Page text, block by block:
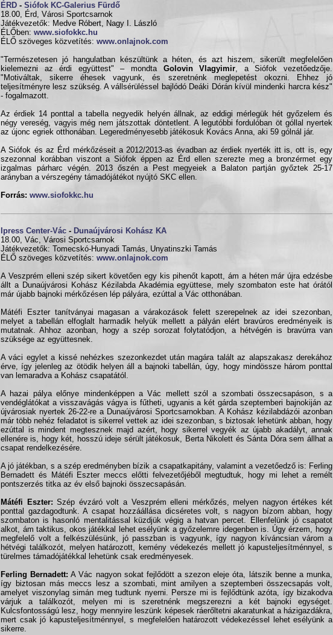
ÉRD - Siófok KC-Galerius Fürdő
18.00, Érd, Városi Sportcsarnok
Játékvezetők: Medve Róbert, Nagy I. László
ÉLŐben: www.siofokkc.hu
ÉLŐ szöveges közvetítés: www.onlajnok.com
"Természetesen jó hangulatban készültünk a héten, és azt hiszem, sikerült megfelelően
kielemezni az érdi együttest" – mondta Golovin Vlagyimir, a Siófok vezetőedzője.
"Motiváltak, sikerre éhesek vagyunk, és szeretnénk meglepetést okozni. Ehhez jó
teljesítményre lesz szükség. A vállsérüléssel bajlódó Deáki Dórán kívül mindenki harcra kész"
- fogalmazott.
Az érdiek 14 ponttal a tabella negyedik helyén állnak, az eddigi mérlegük hét győzelem és
négy vereség, vagyis még nem játszottak döntetlent. A legutóbbi fordulóban öt góllal nyertek
az újonc egriek otthonában. Legeredményesebb játékosuk Kovács Anna, aki 59 gólnál jár.
A Siófok és az Érd mérkőzéseit a 2012/2013-as évadban az érdiek nyerték itt is, ott is, egy
szezonnal korábban viszont a Siófok éppen az Érd ellen szerezte meg a bronzérmet egy
izgalmas párharc végén. 2013 őszén a Pest megyeiek a Balaton partján győztek 25-17
arányban a vérszegény támadójátékot nyújtó SKC ellen.
Forrás: www.siofokkc.hu
Ipress Center-Vác - Dunaújvárosi Kohász KA
18.00, Vác, Városi Sportcsarnok
Játékvezetők: Tomecskó-Hunyadi Tamás, Unyatinszki Tamás
ÉLŐ szöveges közvetítés: www.onlajnok.com
A Veszprém elleni szép sikert követően egy kis pihenőt kapott, ám a héten már újra edzésbe
állt a Dunaújvárosi Kohász Kézilabda Akadémia együttese, mely szombaton este hat órától
már újabb bajnoki mérkőzésen lép pályára, ezúttal a Vác otthonában.
Mátéfi Eszter tanítványai magasan a várakozások felett szerepelnek az idei szezonban,
melyet a tabellán elfoglalt harmadik helyük mellett a pályán elért bravúros eredményeik is
mutatnak. Ahhoz azonban, hogy a szép sorozat folytatódjon, a hétvégén is bravúrra van
szüksége az együttesnek.
A váci egylet a kissé nehézkes szezonkezdet után magára talált az alapszakasz derekához
érve, így jelenleg az ötödik helyen áll a bajnoki tabellán, úgy, hogy mindössze három ponttal
van lemaradva a Kohász csapatától.
A hazai pálya előnye mindenképpen a Vác mellett szól a szombati összecsapáson, s a
vendéglátókat a visszavágás vágya is fűtheti, ugyanis a két gárda szeptemberi bajnokiján az
újvárosiak nyertek 26-22-re a Dunaújvárosi Sportcsarnokban. A Kohász kézilabdázói azonban
már több nehéz feladatot is sikerrel vettek az idei szezonban, s biztosak lehetünk abban, hogy
ezúttal is mindent megtesznek majd azért, hogy sikerrel vegyék az újabb akadályt, annak
ellenére is, hogy két, hosszú ideje sérült játékosuk, Berta Nikolett és Sánta Dóra sem állhat a
csapat rendelkezésére.
A jó játékban, s a szép eredményben bízik a csapatkapitány, valamint a vezetőedző is: Ferling
Bernadett és Mátéfi Eszter meccs előtti felvezetőjéből megtudtuk, hogy mi lehet a remélt
pontszerzés titka az év első bajnoki összecsapásán.
Mátéfi Eszter: Szép évzáró volt a Veszprém elleni mérkőzés, melyen nagyon értékes két
ponttal gazdagodtunk. A csapat hozzáállása dicséretes volt, s nagyon bízom abban, hogy
szombaton is hasonló mentalitással küzdjük végig a hatvan percet. Ellenfelünk jó csapatot
alkot, ám taktikus, okos játékkal lehet esélyünk a győzelemre idegenben is. Úgy érzem, hogy
megfelelő volt a felkészülésünk, jó passzban is vagyunk, így nagyon kíváncsian várom a
hétvégi találkozót, melyen határozott, kemény védekezés mellett jó kapusteljesítménnyel, s
türelmes támadójátékkal lehetünk csak eredményesek.
Ferling Bernadett: A Vác nagyon sokat fejlődött a szezon eleje óta, látszik benne a munka,
így biztosan más meccs lesz a szombati, mint amilyen a szeptemberi összecsapás volt,
amelyet viszonylag simán meg tudtunk nyerni. Persze mi is fejlődtünk azóta, így bizakodva
várjuk a találkozót, melyen mi is szeretnénk megszerezni a két bajnoki egységet.
Kulcsfontosságú lesz, hogy mennyire leszünk képesek ráerőltetni akaratunkat a házigazdákra,
mert csak jó kapusteljesítménnyel, s megfelelően határozott védekezéssel lehet esélyünk a
sikerre.